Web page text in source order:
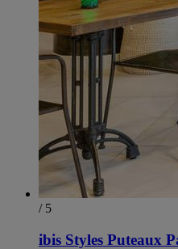
/ 5
ibis Styles Puteaux